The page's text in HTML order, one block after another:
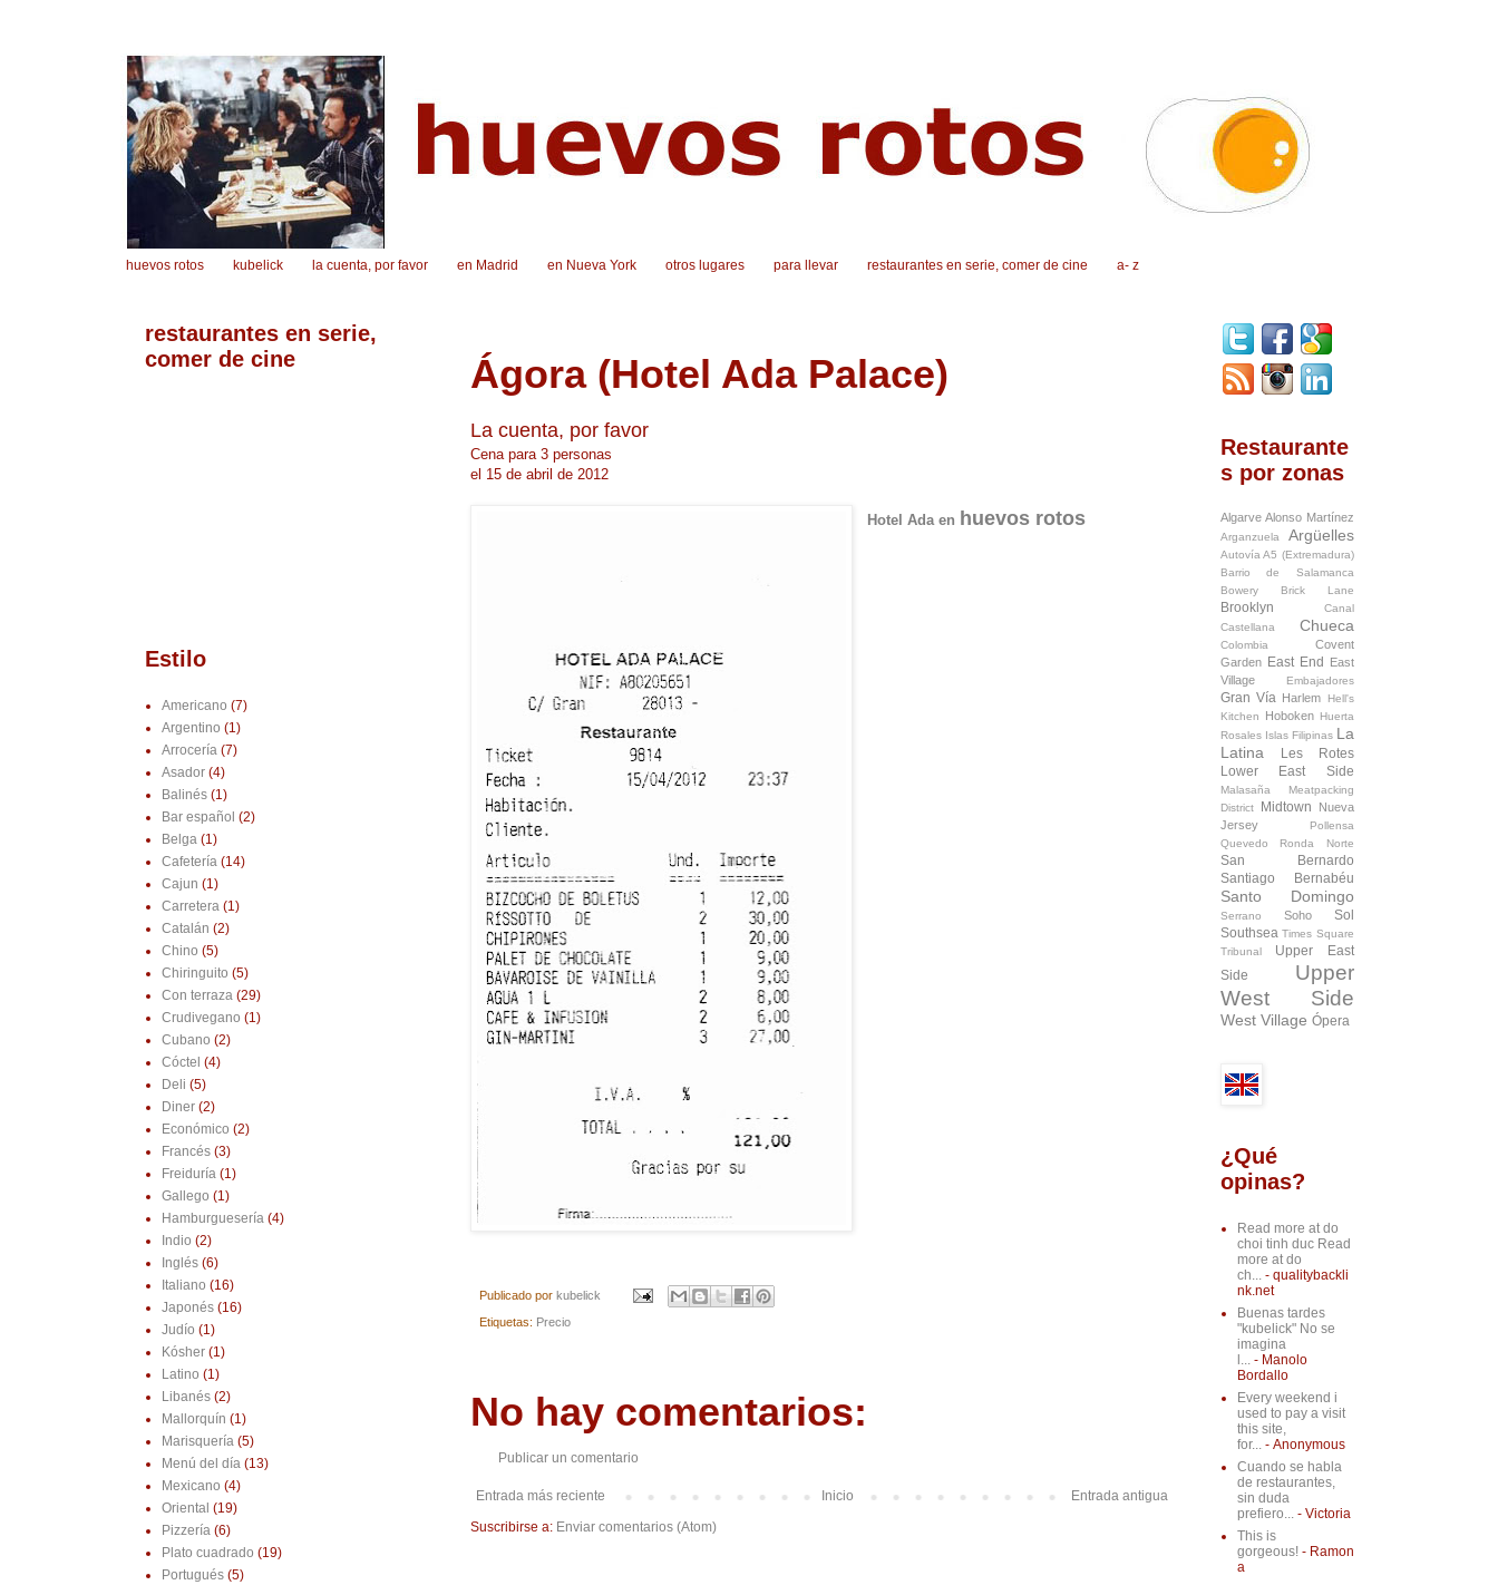
huevos rotos kubelick la cuenta, por favor en Madrid en Nueva York otros lugares para llevar restaurantes en serie, comer de cine a- z
Ágora (Hotel Ada Palace)
La cuenta, por favor
Cena para 3 personas
el 15 de abril de 2012
Hotel Ada en huevos rotos
Publicado por kubelick
Etiquetas: Precio
No hay comentarios:
Publicar un comentario
Entrada más reciente Entrada antigua
Inicio
Suscribirse a: Enviar comentarios (Atom)
restaurantes en serie,
comer de cine
Estilo
Americano (7)
Argentino (1)
Arrocería (7)
Asador (4)
Balinés (1)
Bar español (2)
Belga (1)
Cafetería (14)
Cajun (1)
Carretera (1)
Catalán (2)
Chino (5)
Chiringuito (5)
Con terraza (29)
Crudivegano (1)
Cubano (2)
Cóctel (4)
Deli (5)
Diner (2)
Económico (2)
Francés (3)
Freiduría (1)
Gallego (1)
Hamburguesería (4)
Indio (2)
Inglés (6)
Italiano (16)
Japonés (16)
Judío (1)
Kósher (1)
Latino (1)
Libanés (2)
Mallorquín (1)
Marisquería (5)
Menú del día (13)
Mexicano (4)
Oriental (19)
Pizzería (6)
Plato cuadrado (19)
Portugués (5)
Restaurante
s por zonas
Algarve Alonso Martínez
Arganzuela Argüelles
Autovía A5 (Extremadura)
Barrio de Salamanca
Bowery
Brick Lane
Brooklyn
Canal
Castellana
Chueca
Colombia
Covent
Garden
East End
East
Village
Embajadores
Gran Vía Harlem
Hell's
Kitchen
Hoboken
Huerta
Rosales Islas Filipinas La
Latina
Les Rotes
Lower East Side
Malasaña
Meatpacking
District
Midtown
Nueva
Jersey
Pollensa
Quevedo
Ronda Norte
San Bernardo
Santiago Bernabéu
Santo Domingo
Serrano Soho
Sol
Southsea Times Square
Tribunal
Upper East
Side
Upper
West Side
West Village Ópera
¿Qué
opinas?
Read more at do
choi tinh duc Read
more at do
ch...- qualitybackli
nk.net
Buenas tardes
"kubelick" No se
imagina
l...- Manolo
Bordallo
Every weekend i
used to pay a visit
this site,
for...- Anonymous
Cuando se habla
de restaurantes,
sin duda
prefiero...- Victoria
This is
gorgeous!- Ramon
a